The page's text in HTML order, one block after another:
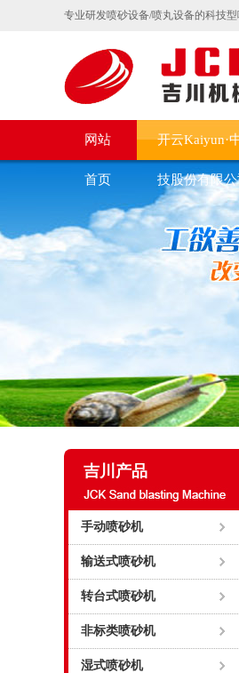
专业研发喷砂设备/喷丸设备的科技
网站
首页
开云Kaiyun·
技股份有限
吉川产品
手动喷砂机
输送式喷砂机
转台式喷砂机
非标类喷砂机
湿式喷砂机